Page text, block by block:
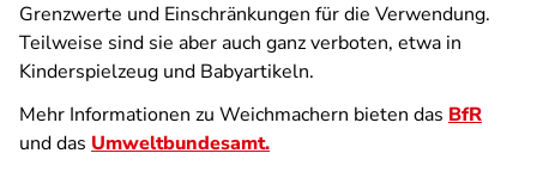
Grenzwerte und Einschränkungen für die Verwendung.
Teilweise sind sie aber auch ganz verboten, etwa in
Kinderspielzeug und Babyartikeln.
Mehr Informationen zu Weichmachern bieten das BfR
und das Umweltbundesamt.